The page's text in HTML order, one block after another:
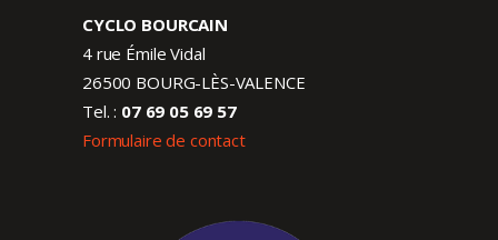
CYCLO BOURCAIN
4 rue Émile Vidal
26500 BOURG-LÈS-VALENCE
Tel. : 07 69 05 69 57
Formulaire de contact